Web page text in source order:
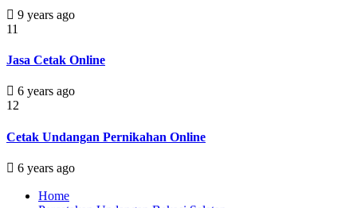
9 years ago
11
Jasa Cetak Online
6 years ago
12
Cetak Undangan Pernikahan Online
6 years ago
Home